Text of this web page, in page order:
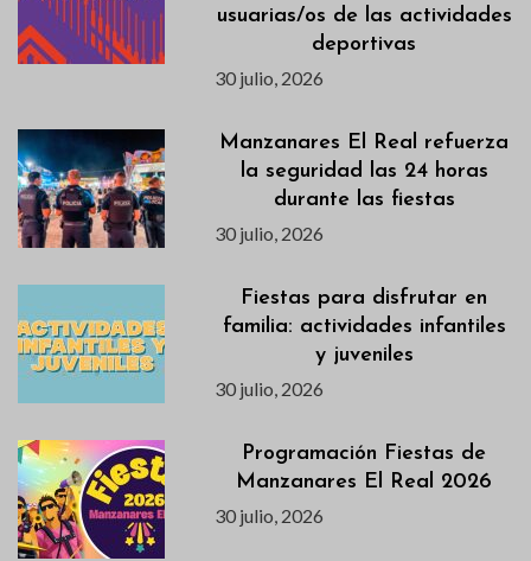
usuarias/os de las actividades
deportivas
30 julio, 2026
Manzanares El Real refuerza
la seguridad las 24 horas
durante las fiestas
30 julio, 2026
Fiestas para disfrutar en
familia: actividades infantiles
y juveniles
30 julio, 2026
Programación Fiestas de
Manzanares El Real 2026
30 julio, 2026